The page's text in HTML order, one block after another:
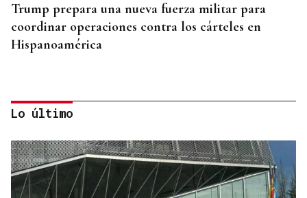
Trump prepara una nueva fuerza militar para
coordinar operaciones contra los cárteles en
Hispanoamérica
Lo último